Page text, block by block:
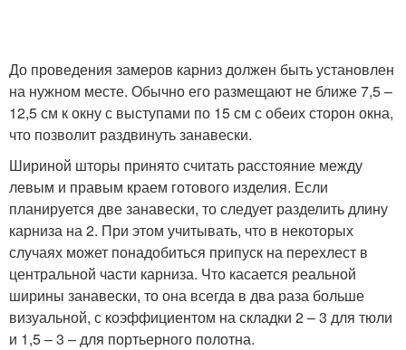
До проведения замеров карниз должен быть установлен
на нужном месте. Обычно его размещают не ближе 7,5 –
12,5 см к окну с выступами по 15 см с обеих сторон окна,
что позволит раздвинуть занавески.
Шириной шторы принято считать расстояние между
левым и правым краем готового изделия. Если
планируется две занавески, то следует разделить длину
карниза на 2. При этом учитывать, что в некоторых
случаях может понадобиться припуск на перехлест в
центральной части карниза. Что касается реальной
ширины занавески, то она всегда в два раза больше
визуальной, с коэффициентом на складки 2 – 3 для тюли
и 1,5 – 3 – для портьерного полотна.